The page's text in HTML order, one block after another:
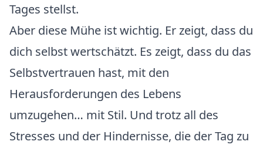
Tages stellst.
Aber diese Mühe ist wichtig. Er zeigt, dass du
dich selbst wertschätzt. Es zeigt, dass du das
Selbstvertrauen hast, mit den
Herausforderungen des Lebens
umzugehen… mit Stil. Und trotz all des
Stresses und der Hindernisse, die der Tag zu